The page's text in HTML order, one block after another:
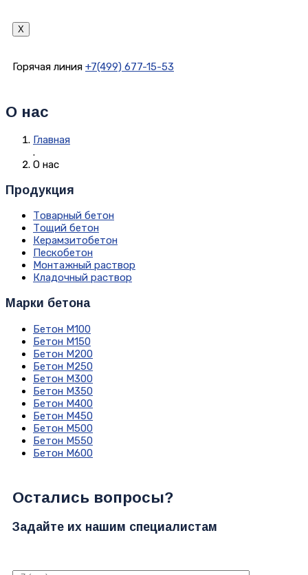
X
Горячая линия +7(499) 677-15-53
О нас
Главная
.
О нас
Продукция
Товарный бетон
Тощий бетон
Керамзитобетон
Пескобетон
Монтажный раствор
Кладочный раствор
Марки бетона
Бетон М100
Бетон М150
Бетон М200
Бетон М250
Бетон М300
Бетон М350
Бетон М400
Бетон М450
Бетон М500
Бетон М550
Бетон М600
Остались вопросы?
Задайте их нашим специалистам